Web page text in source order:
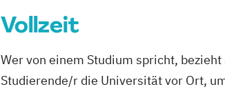
Vollzeit
Wer von einem Studium spricht,
Studierende/r die Universität vor Ort,